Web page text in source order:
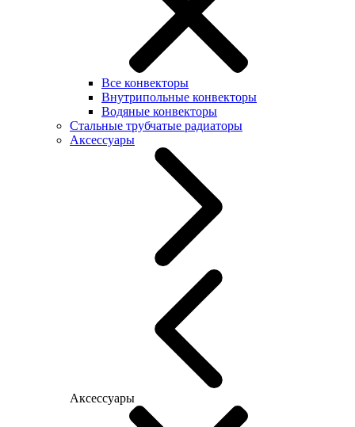
Все конвекторы
Внутрипольные конвекторы
Водяные конвекторы
Стальные трубчатые радиаторы
Аксессуары
Аксессуары